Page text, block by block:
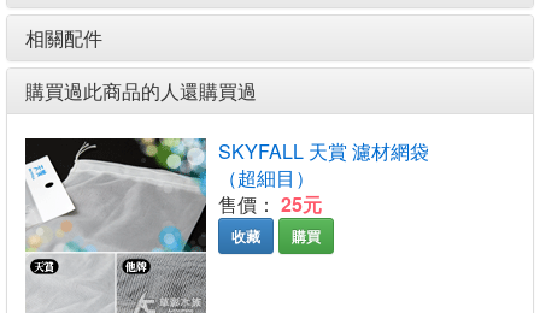
相關配件
購買過此商品的人還購買過
SKYFALL 天賞 濾材網袋
（超細目）
售價： 25元
收藏 購買